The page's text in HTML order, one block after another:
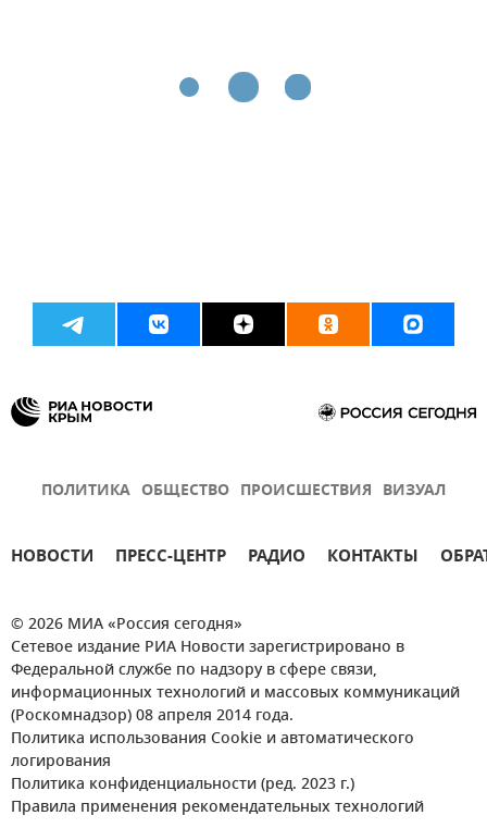
ПОЛИТИКА ОБЩЕСТВО ПРОИСШЕСТВИЯ ВИЗУАЛ
НОВОСТИ ПРЕСС-ЦЕНТР РАДИО КОНТАКТЫ
© 2026 МИА «Россия сегодня»
Сетевое издание РИА Новости зарегистрировано в
Федеральной службе по надзору в сфере связи,
информационных технологий и массовых коммуникаций
(Роскомнадзор) 08 апреля 2014 года.
Политика использования Cookie и автоматического
логирования
Политика конфиденциальности (ред. 2023 г.)
Правила применения рекомендательных технологий